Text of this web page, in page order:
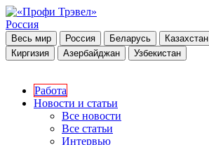
Россия
Весь мир Россия Беларусь Казахстан
Киргизия
Азербайджан Узбекистан
Работа
Новости и статьи
Все новости
Все статьи
Интервью